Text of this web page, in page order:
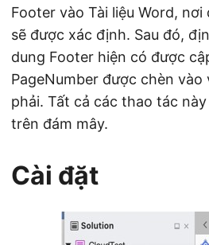
Footer vào Tài liệu Word,
sẽ được xác định. Sau đó,
dung Footer hiện có được
PageNumber được chèn
phải. Tất cả các thao tác
trên đám mây.
Cài đặt